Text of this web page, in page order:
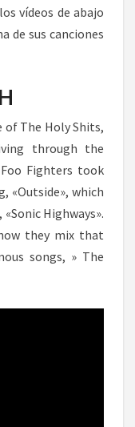
vídeos de abajo
de sus canciones
The Holy Shits,
through the
Fighters took
«Outside», which
Highways».
they mix that
songs, » The